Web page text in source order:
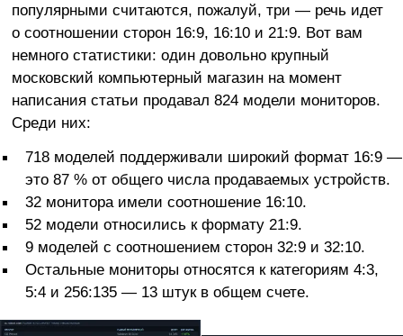
популярными считаются, пожалуй, три — речь идет
о соотношении сторон 16:9, 16:10 и 21:9. Вот вам
немного статистики: один довольно крупный
московский компьютерный магазин на момент
написания статьи продавал 824 модели мониторов.
Среди них:
718 моделей поддерживали широкий формат 16:9 —
это 87 % от общего числа продаваемых устройств.
32 монитора имели соотношение 16:10.
52 модели относились к формату 21:9.
9 моделей с соотношением сторон 32:9 и 32:10.
Остальные мониторы относятся к категориям 4:3,
5:4 и 256:135 — 13 штук в общем счете.